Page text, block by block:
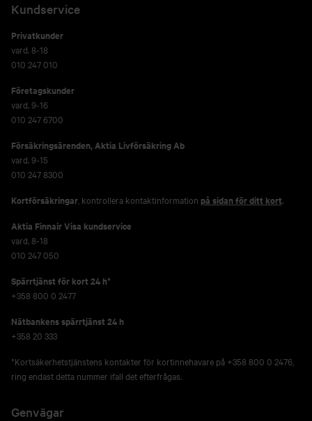
Kundservice
Privatkunder
vard. 8-18
010 247 010
Företagskunder
vard. 9-16
010 247 6700
Försäkringsärenden,Aktia Livförsäkring Ab
vard. 9-15
010 247 8300
Kortförsäkringar , kontrollera kontaktinformation på sidan för ditt kort.
Aktia Finnair Visa kundservice
vard. 8-18
010 247 050
Spärrtjänst för kort 24 h*
+358 800 0 2477
Nätbankens spärrtjänst 24 h
+358 20 333
*Kortsäkerhetstjänstens kontakter för kortinnehavare på +358 800 0 2476,
ring endast detta nummer ifall det efterfrågas.
Genvägar